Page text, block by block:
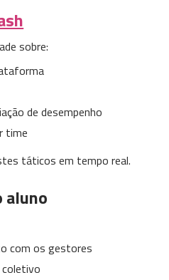
sobre:
de desempenho
time
táticos em tempo real.
aluno
com os gestores
coletivo